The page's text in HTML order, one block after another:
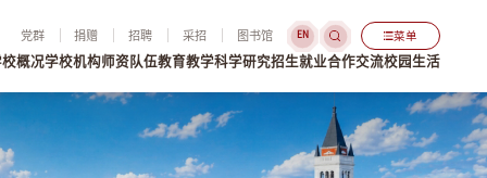
党群 捐赠 招聘 采招 图书馆 EN 菜单
概况学校机构师资队伍教育教学科学研究招生就业合作交流校园生活